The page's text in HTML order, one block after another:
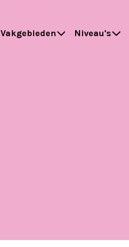
Vakgebieden Niveau's